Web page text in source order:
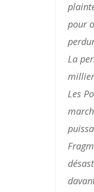
pour
La
Les